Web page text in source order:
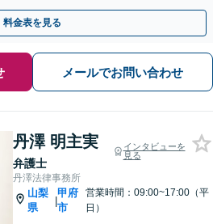
料金表を見る
メールでお問い合わせ
丹澤 明主実
弁護士
インタビューを
見る
丹澤法律事務所
山梨
県
|
甲府
市
営業時間：09:00~17:00（平
日）